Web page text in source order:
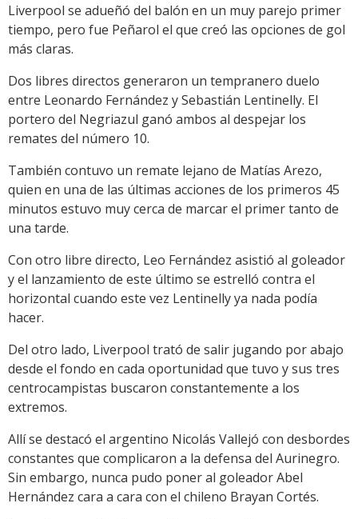
Liverpool se adueñó del balón en un muy parejo primer
tiempo, pero fue Peñarol el que creó las opciones de gol
más claras.
Dos libres directos generaron un tempranero duelo
entre Leonardo Fernández y Sebastián Lentinelly. El
portero del Negriazul ganó ambos al despejar los
remates del número 10.
También contuvo un remate lejano de Matías Arezo,
quien en una de las últimas acciones de los primeros 45
minutos estuvo muy cerca de marcar el primer tanto de
una tarde.
Con otro libre directo, Leo Fernández asistió al goleador
y el lanzamiento de este último se estrelló contra el
horizontal cuando este vez Lentinelly ya nada podía
hacer.
Del otro lado, Liverpool trató de salir jugando por abajo
desde el fondo en cada oportunidad que tuvo y sus tres
centrocampistas buscaron constantemente a los
extremos.
Allí se destacó el argentino Nicolás Vallejó con desbordes
constantes que complicaron a la defensa del Aurinegro.
Sin embargo, nunca pudo poner al goleador Abel
Hernández cara a cara con el chileno Brayan Cortés.